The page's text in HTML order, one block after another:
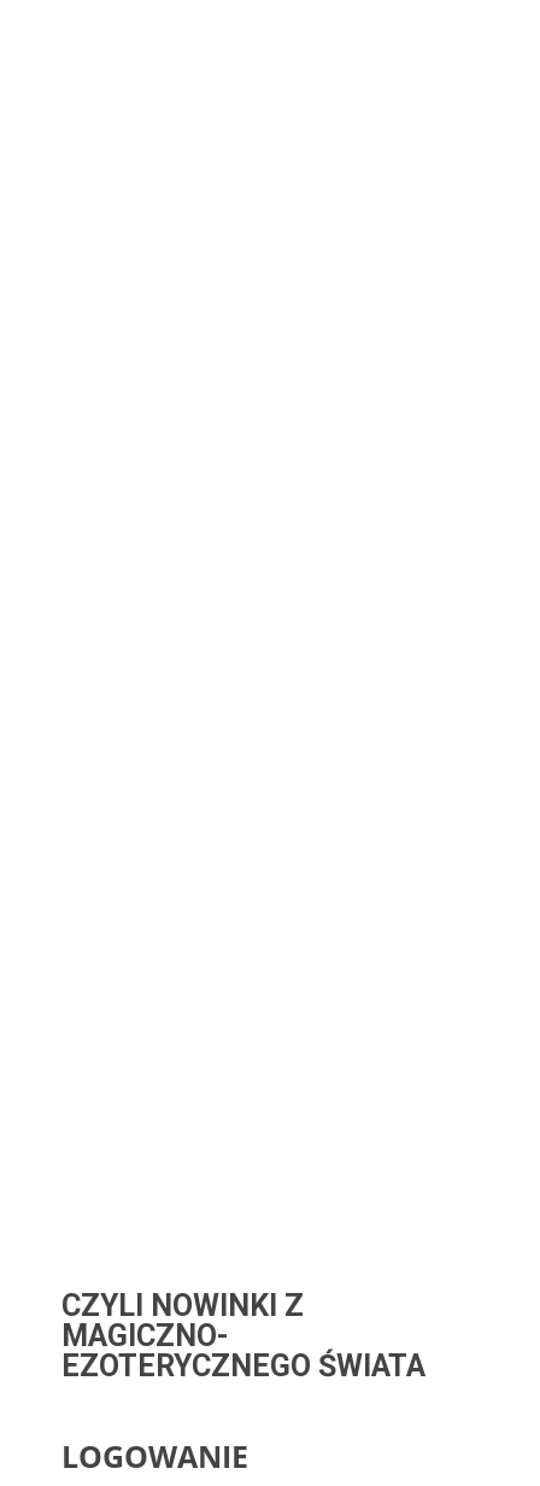
CZYLI NOWINKI Z
MAGICZNO-
EZOTERYCZNEGO ŚWIATA
LOGOWANIE